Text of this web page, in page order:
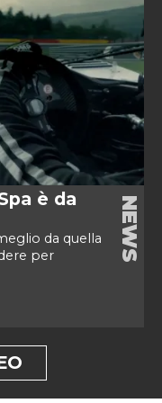
è da
da quella
per
NEWS